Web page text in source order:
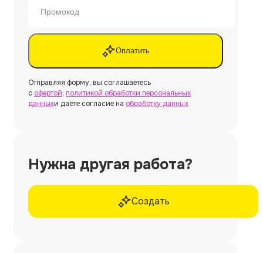
Оплатить
Отправляя форму, вы соглашаетесь
с офертой, политикой обработки персональных
данныхи даёте согласие на обработку данных
Нужна другая работа?
Создать